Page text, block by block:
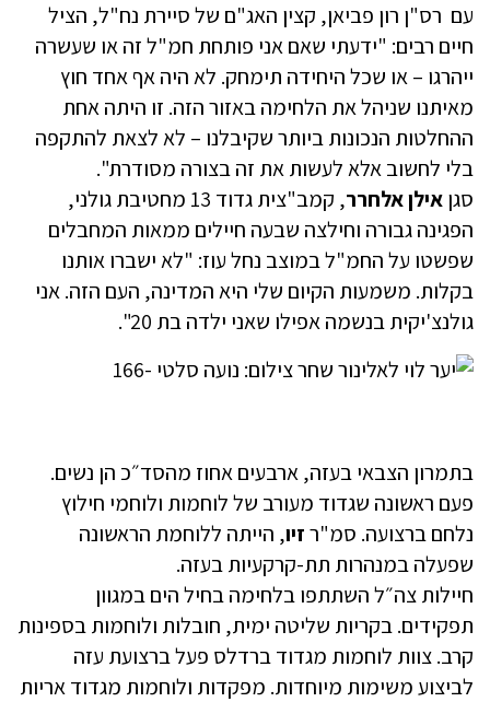
עם רס"ן רון פביאן, קצין האג"ם של סיירת נח"ל, הציל
חיים רבים: "ידעתי שאם אני פותחת חמ"ל זה או שעשרה
ייהרגו – או שכל היחידה תימחק. לא היה אף אחד חוץ
מאיתנו שניהל את הלחימה באזור הזה. זו היתה אחת
ההחלטות הנכונות ביותר שקיבלנו – לא לצאת להתקפה
בלי לחשוב אלא לעשות את זה בצורה מסודרת".
סגןאילן אלחרר
, קמב"צית גדוד 13 מחטיבת גולני,
הפגינה גבורה וחילצה שבעה חיילים ממאות המחבלים
שפשטו על החמ"ל במוצב נחל עוז: "לא ישברו אותנו
בקלות. משמעות הקיום שלי היא המדינה, העם הזה. אני
גולנצ'יקית בנשמה אפילו שאני ילדה בת 20".
בתמרון הצבאי בעזה, ארבעים אחוז מהסד״כ הן נשים.
פעם ראשונה שגדוד מעורב של לוחמות ולוחמי חילוץ
נלחם ברצועה. סמ"רזיו, הייתה ללוחמת הראשונה
שפעלה במנהרות תת-קרקעיות בעזה.
חיילות צה״ל השתתפו בלחימה בחיל הים במגוון
תפקידים. בקריות שליטה ימית, חובלות ולוחמות בספינות
קרב. צוות לוחמות מגדוד ברדלס פעל ברצועת עזה
לביצוע משימות מיוחדות. מפקדות ולוחמות מגדוד אריות